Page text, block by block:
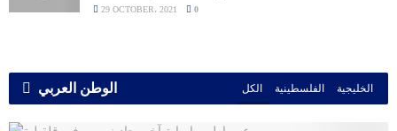
29 OCTOBER، 2021 0
الوطن العربي الكل الفلسطينية الخليجية